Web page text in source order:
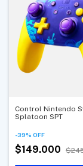
Control Nintendo
Splatoon SPT
-39% OFF
$149.000